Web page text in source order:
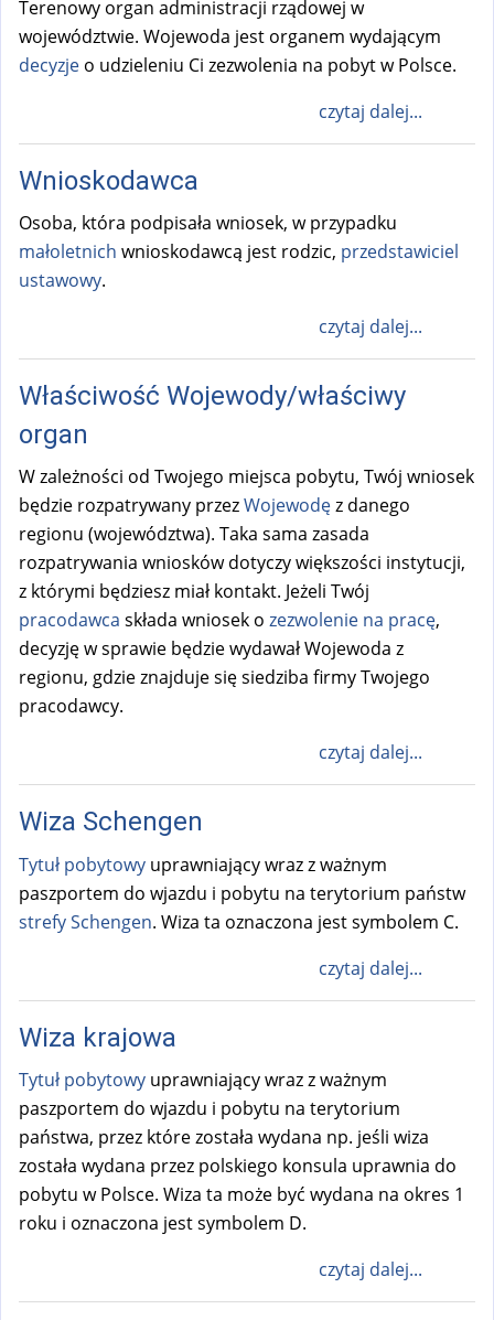
Terenowy organ administracji rządowej w
województwie. Wojewoda jest organem wydającym
decyzje o udzieleniu Ci zezwolenia na pobyt w Polsce.
czytaj dalej...
Wnioskodawca
Osoba, która podpisała wniosek, w przypadku
małoletnich wnioskodawcą jest rodzic, przedstawiciel
ustawowy.
czytaj dalej...
Właściwość Wojewody/właściwy
organ
W zależności od Twojego miejsca pobytu, Twój wniosek
będzie rozpatrywany przezWojewodęz danego
regionu (województwa). Taka sama zasada
rozpatrywania wniosków dotyczy większości instytucji,
z którymi będziesz miał kontakt. Jeżeli Twój
pracodawca składa wniosek o zezwolenie na pracę,
decyzję w sprawie będzie wydawał Wojewoda z
regionu, gdzie znajduje się siedziba firmy Twojego
pracodawcy.
czytaj dalej...
Wiza Schengen
Tytuł pobytowy uprawniający wraz z ważnym
paszportem do wjazdu i pobytu na terytorium państw
strefy Schengen. Wiza ta oznaczona jest symbolem C.
czytaj dalej...
Wiza krajowa
Tytuł pobytowy uprawniający wraz z ważnym
paszportem do wjazdu i pobytu na terytorium
państwa, przez które została wydana np. jeśli wiza
została wydana przez polskiego konsula uprawnia do
pobytu w Polsce. Wiza ta może być wydana na okres 1
roku i oznaczona jest symbolem D.
czytaj dalej...